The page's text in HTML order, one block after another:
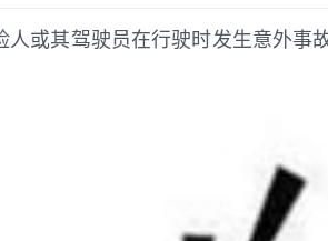
人或其驾驶员在行驶时发生意外